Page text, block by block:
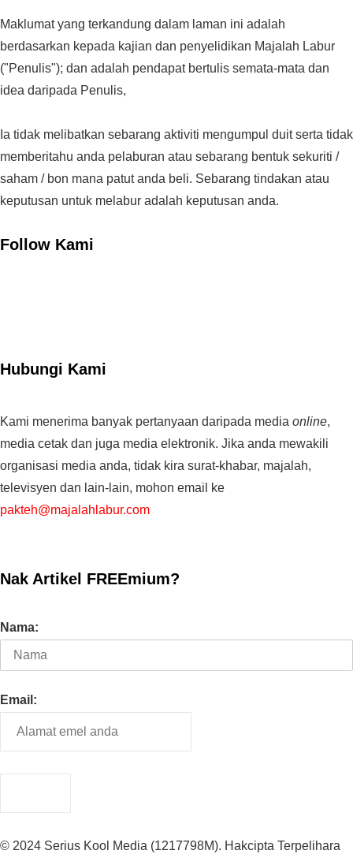
Maklumat yang terkandung dalam laman ini adalah
berdasarkan kepada kajian dan penyelidikan Majalah Labur
("Penulis"); dan adalah pendapat bertulis semata-mata dan
idea daripada Penulis,
Ia tidak melibatkan sebarang aktiviti mengumpul duit serta tidak
memberitahu anda pelaburan atau sebarang bentuk sekuriti /
saham / bon mana patut anda beli. Sebarang tindakan atau
keputusan untuk melabur adalah keputusan anda.
Follow Kami
Hubungi Kami
Kami menerima banyak pertanyaan daripada media online,
media cetak dan juga media elektronik. Jika anda mewakili
organisasi media anda, tidak kira surat-khabar, majalah,
televisyen dan lain-lain, mohon email ke
pakteh@majalahlabur.com
Nak Artikel FREEmium?
Nama:
Email:
© 2024 Serius Kool Media (1217798M). Hakcipta Terpelihara